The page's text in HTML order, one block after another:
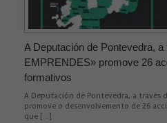
A Deputación de Pontevedra,
EMPRENDES» promove 26
formativos
A Deputación de Pontevedra, a través
promove o desenvolvemento de 26
que […]